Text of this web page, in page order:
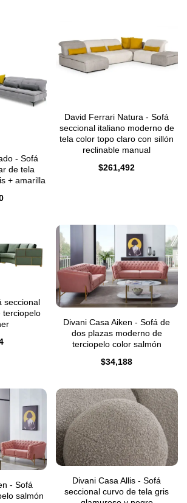
- Sofá
de tela
+ amarilla
David Ferrari Natura - Sofá
seccional italiano moderno de
tela color topo claro con sillón
reclinable manual
$261,492
seccional
terciopelo
Divani Casa Aiken - Sofá de
dos plazas moderno de
terciopelo color salmón
$34,188
- Sofá
salmón
Divani Casa Allis - Sofá
seccional curvo de tela gris